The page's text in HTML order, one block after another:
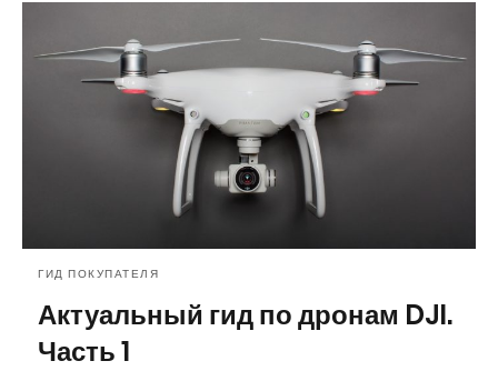
ГИД ПОКУПАТЕЛЯ
Актуальный гид по дронам DJI.
Часть 1